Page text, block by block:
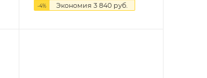
-4% Экономия 3 840руб.